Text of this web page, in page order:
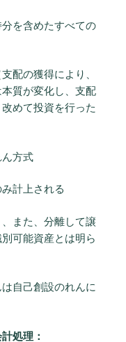
を含めたすべての
配の獲得により、
質が変化し、支配
めて投資を行った
方式
計上される
また、分離して譲
可能資産とは明ら
自己創設のれんに
処理：